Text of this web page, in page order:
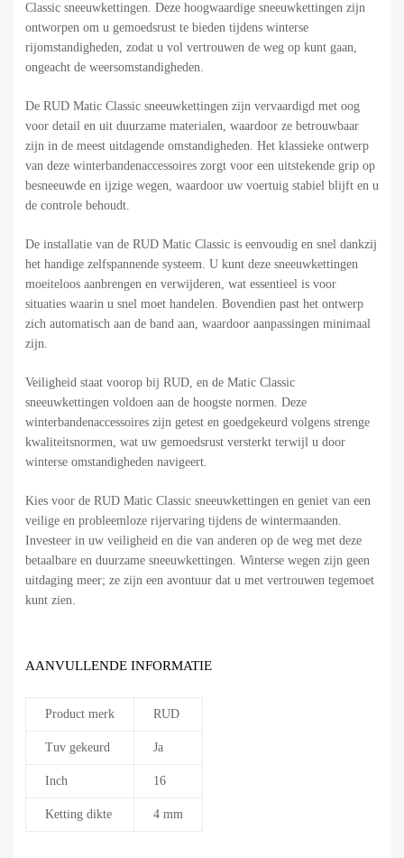
Classic sneeuwkettingen. Deze hoogwaardige sneeuwkettingen zijn
ontworpen om u gemoedsrust te bieden tijdens winterse
rijomstandigheden, zodat u vol vertrouwen de weg op kunt gaan,
ongeacht de weersomstandigheden.
De RUD Matic Classic sneeuwkettingen zijn vervaardigd met oog
voor detail en uit duurzame materialen, waardoor ze betrouwbaar
zijn in de meest uitdagende omstandigheden. Het klassieke ontwerp
van deze winterbandenaccessoires zorgt voor een uitstekende grip op
besneeuwde en ijzige wegen, waardoor uw voertuig stabiel blijft en u
de controle behoudt.
De installatie van de RUD Matic Classic is eenvoudig en snel dankzij
het handige zelfspannende systeem. U kunt deze sneeuwkettingen
moeiteloos aanbrengen en verwijderen, wat essentieel is voor
situaties waarin u snel moet handelen. Bovendien past het ontwerp
zich automatisch aan de band aan, waardoor aanpassingen minimaal
zijn.
Veiligheid staat voorop bij RUD, en de Matic Classic
sneeuwkettingen voldoen aan de hoogste normen. Deze
winterbandenaccessoires zijn getest en goedgekeurd volgens strenge
kwaliteitsnormen, wat uw gemoedsrust versterkt terwijl u door
winterse omstandigheden navigeert.
Kies voor de RUD Matic Classic sneeuwkettingen en geniet van een
veilige en probleemloze rijervaring tijdens de wintermaanden.
Investeer in uw veiligheid en die van anderen op de weg met deze
betaalbare en duurzame sneeuwkettingen. Winterse wegen zijn geen
uitdaging meer; ze zijn een avontuur dat u met vertrouwen tegemoet
kunt zien.
AANVULLENDE INFORMATIE
Product merk RUD
Tuv gekeurd Ja
Inch 16
Ketting dikte 4 mm